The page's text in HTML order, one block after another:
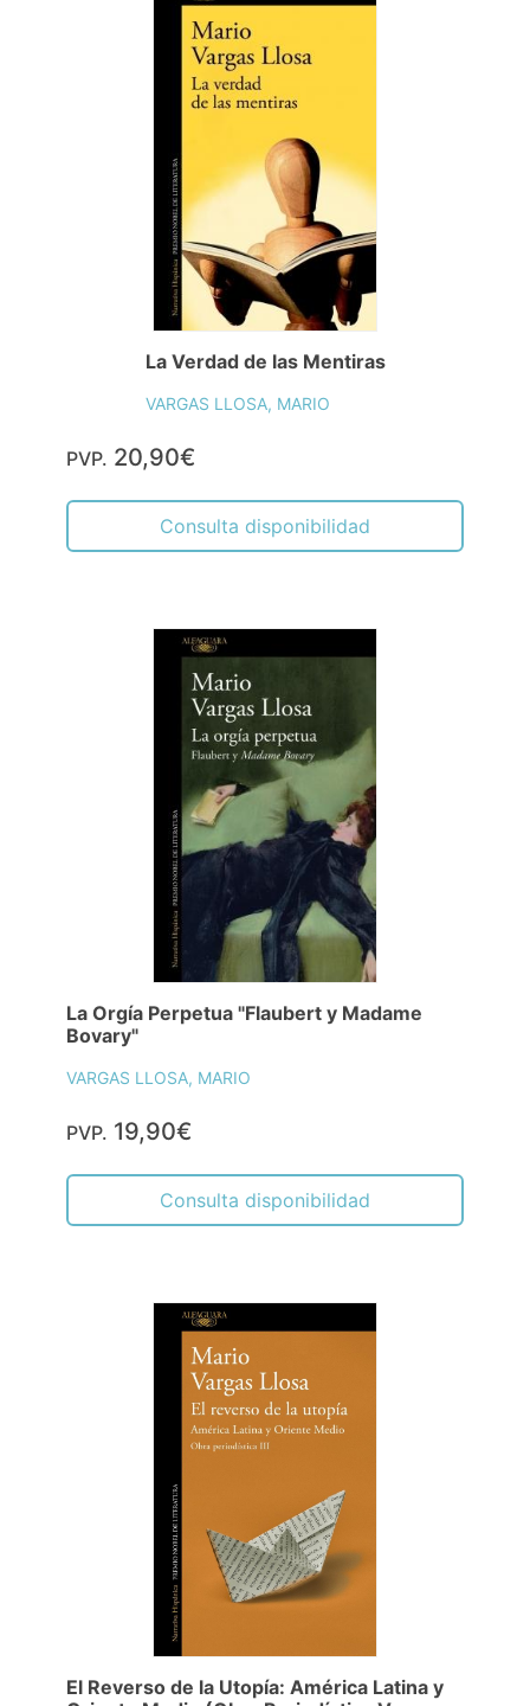
La Verdad de las Mentiras
VARGAS LLOSA, MARIO
PVP. 20,90€
Consulta disponibilidad
La Orgía Perpetua "Flaubert y Madame
Bovary"
VARGAS LLOSA, MARIO
PVP. 19,90€
Consulta disponibilidad
El Reverso de la Utopía: América Latina y